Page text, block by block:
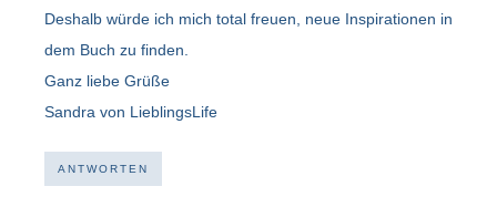
Deshalb würde ich mich total freuen, neue Inspirationen in
dem Buch zu finden.
Ganz liebe Grüße
Sandra von LieblingsLife
ANTWORTEN